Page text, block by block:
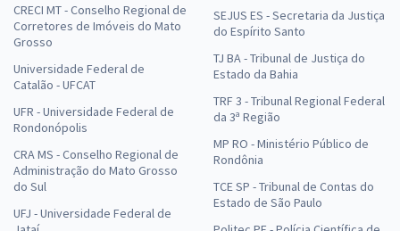
CRECI MT - Conselho Regional de
Corretores de Imóveis do Mato
Grosso
Universidade Federal de
Catalão - UFCAT
UFR - Universidade Federal de
Rondonópolis
CRA MS - Conselho Regional de
Administração do Mato Grosso
do Sul
UFJ - Universidade Federal de
SEJUS ES - Secretaria da Justiça
do Espírito Santo
TJ BA - Tribunal de Justiça do
Estado da Bahia
TRF 3 - Tribunal Regional Federal
da 3ª Região
MP RO - Ministério Público de
Rondônia
TCE SP - Tribunal de Contas do
Estado de São Paulo